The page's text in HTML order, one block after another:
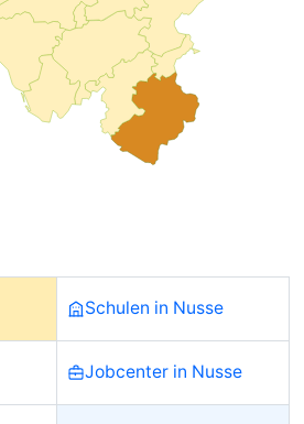
Schulen in Nusse
Jobcenter in Nusse